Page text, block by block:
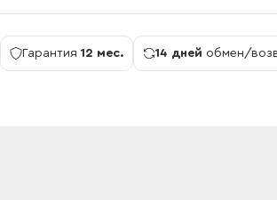
Гарантия 12 мес. 14 дней обмен/